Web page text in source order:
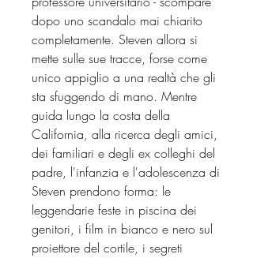
dopo uno scandalo mai chiarito
completamente. Steven allora si
mette sulle sue tracce, forse come
unico appiglio a una realtà che gli
sta sfuggendo di mano. Mentre
guida lungo la costa della
California, alla ricerca degli amici,
dei familiari e degli ex colleghi del
padre, l'infanzia e l'adolescenza di
Steven prendono forma: le
leggendarie feste in piscina dei
genitori, i film in bianco e nero sul
proiettore del cortile, i segreti